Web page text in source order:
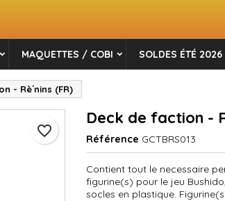
MAQUETTES / COBI SOLDES ÉTÉ 2026
- Rè´nins (FR)
Deck de faction -
Référence GCTBRS013
Contient tout le necessaire
figurine(s) pour le jeu
socles en plastique.
favorite_border